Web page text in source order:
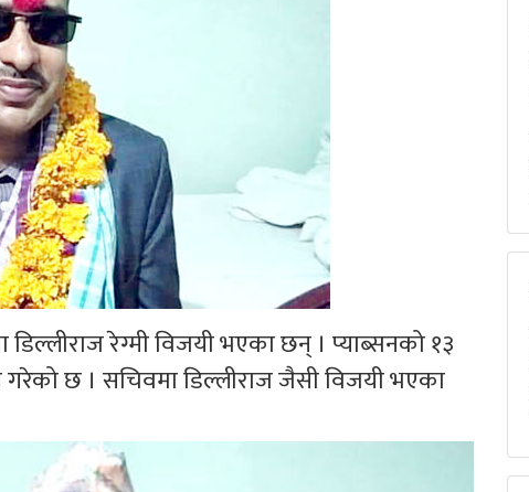
रेग्मी विजयी भएका छन् । प्याब्सनको १३
छ । सचिवमा डिल्लीराज जैसी विजयी भएका